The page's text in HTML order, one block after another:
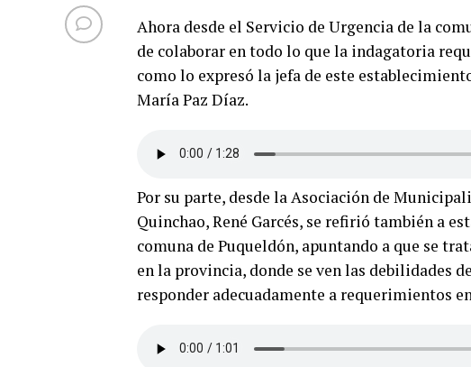
Ahora desde el Servicio de Urgencia de la
de colaborar en todo lo que la indagatoria
como lo expresó la jefa de este
María Paz Díaz.
Por su parte, desde la Asociación de
Quinchao, René Garcés, se refirió también a
comuna de Puqueldón, apuntando a que se
en la provincia, donde se ven las debilidades
responder adecuadamente a requerimientos